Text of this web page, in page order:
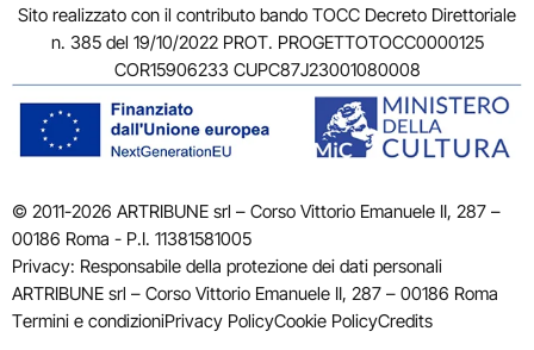
Sito realizzato con il contributo bando TOCC Decreto Direttoriale
n. 385 del 19/10/2022 PROT. PROGETTOTOCC0000125
COR15906233 CUPC87J23001080008
© 2011-2026 ARTRIBUNE srl – Corso Vittorio Emanuele II, 287 –
00186 Roma - P.I. 11381581005
Privacy: Responsabile della protezione dei dati personali
ARTRIBUNE srl – Corso Vittorio Emanuele II, 287 – 00186 Roma
Termini e condizioniPrivacy PolicyCookie PolicyCredits